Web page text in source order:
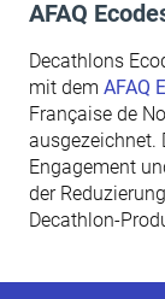
AFAQ
Decathlons
mit dem AFAQ
Française de
ausgezeichnet.
Engagement
der
Decathlon-